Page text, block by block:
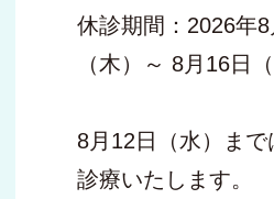
休診期間：2026年8
（木）～ 8月16日（
8月12日（水）まで
診療いたします。